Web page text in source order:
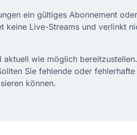
ein gültiges Abonnement
Live-Streams und verlinkt
wie möglich
Sie fehlende oder
können.